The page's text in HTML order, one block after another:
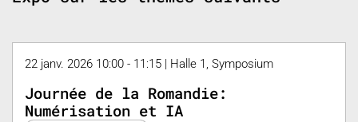
22 janv. 2026 10:00 - 11:15 | Halle 1, Symposium
Journée de la Romandie:
Numérisation et IA